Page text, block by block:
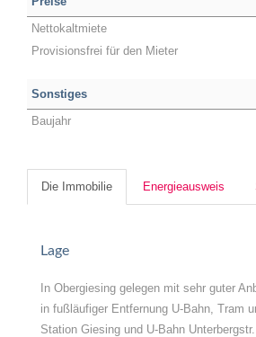
Nettokaltmiete
Provisionsfrei für den Mieter
Sonstiges
Baujahr
Die Immobilie Energieausweis
Lage
In Obergiesing gelegen mit sehr guter
in fußläufiger Entfernung U-Bahn, Tram
Station Giesing und U-Bahn Unterbergstr.